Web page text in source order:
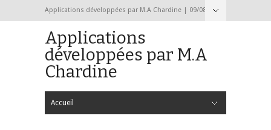
Applications développées par M.A Chardine | 09/08/2026
Applications
développées par M.A
Chardine
Accueil